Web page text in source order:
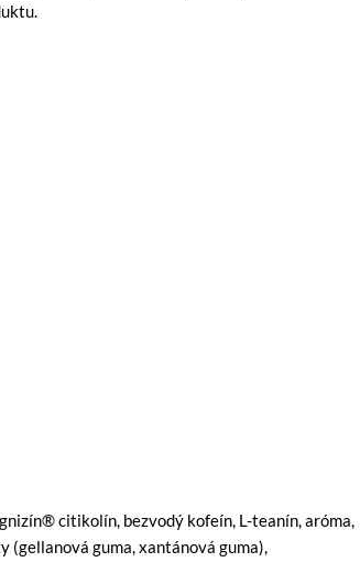
citikolín, bezvodý kofeín, L-teanín, aróma,
guma, xantánová guma),